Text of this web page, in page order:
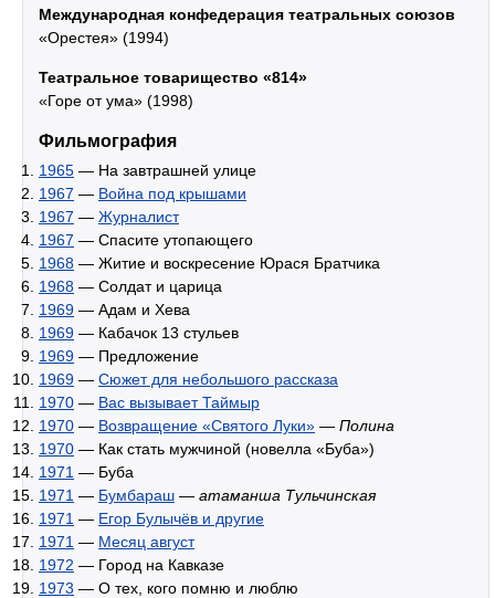
Международная конфедерация театральных союзов
«Орестея» (1994)
Театральное товарищество «814»
«Горе от ума» (1998)
Фильмография
1965 — На завтрашней улице
1967 — Война под крышами
1967 — Журналист
1967 — Спасите утопающего
1968 — Житие и воскресение Юрася Братчика
1968 — Солдат и царица
1969 — Адам и Хева
1969 — Кабачок 13 стульев
1969 — Предложение
1969 — Сюжет для небольшого рассказа
1970 — Вас вызывает Таймыр
1970 — Возвращение «Святого Луки» — Полина
1970 — Как стать мужчиной (новелла «Буба»)
1971 — Буба
1971 — Бумбараш — атаманша Тульчинская
1971 — Егор Булычёв и другие
1971 — Месяц август
1972 — Город на Кавказе
1973 — О тех, кого помню и люблю